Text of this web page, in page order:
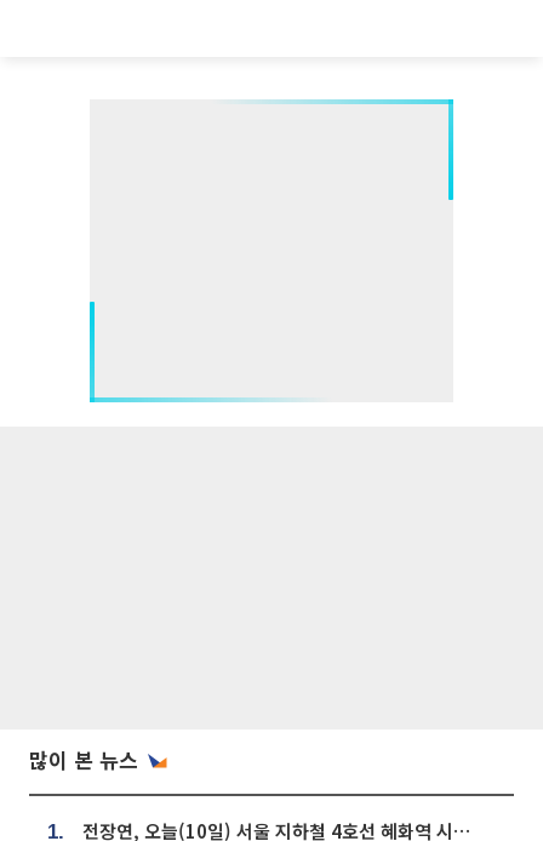
많이 본 뉴스
1. 전장연, 오늘(10일) 서울 지하철 4호선 혜화역 시위…1호선 용산역 무정차